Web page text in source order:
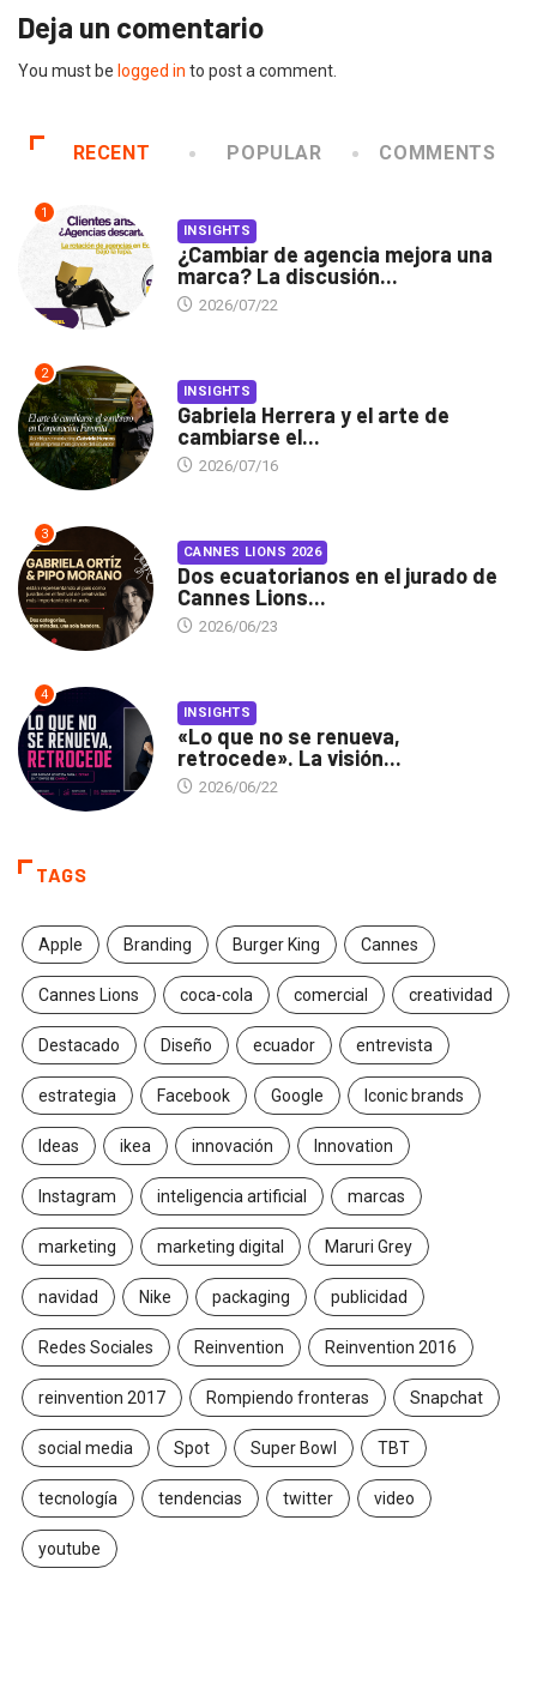
Deja un comentario
You must be logged in to post a comment.
RECENT POPULAR COMMENTS
1
INSIGHTS
¿Cambiar de agencia mejora una
marca? La discusión...
2026/07/22
2
INSIGHTS
Gabriela Herrera y el arte de
cambiarse el...
2026/07/16
3
CANNES LIONS 2026
Dos ecuatorianos en el jurado de
Cannes Lions...
2026/06/23
4
INSIGHTS
«Lo que no se renueva,
retrocede». La visión...
2026/06/22
TAGS
Apple Branding Burger King Cannes
Cannes Lions coca-cola comercial creatividad
Destacado Diseño ecuador entrevista
estrategia Facebook Google Iconic brands
Ideas ikea innovación Innovation
Instagram inteligencia artificial marcas
marketing marketing digital Maruri Grey
navidad Nike packaging publicidad
Redes Sociales Reinvention Reinvention 2016
reinvention 2017 Rompiendo fronteras Snapchat
social media Spot Super Bowl TBT
tecnología tendencias twitter video
youtube